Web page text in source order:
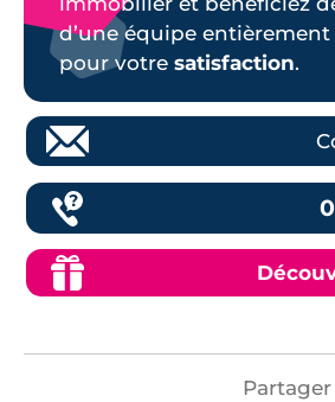
d’une équipe
pour votre satisfaction.